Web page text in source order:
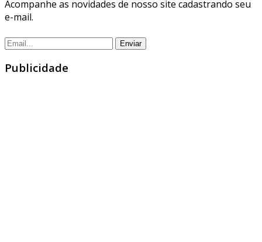
Acompanhe as novidades de nosso site cadastrando seu
e-mail.
Publicidade